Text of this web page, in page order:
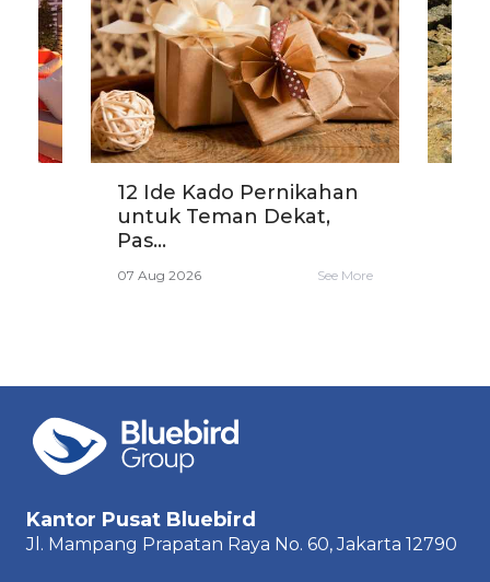
12 Ide Kado Pernikahan
untuk Teman Dekat,
Pas...
07 Aug 2026 See More
Kantor Pusat Bluebird
Jl. Mampang Prapatan Raya No. 60,Jakarta 12790